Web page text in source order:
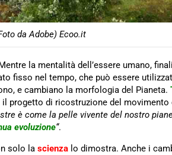
da Adobe) Ecoo.it
la mentalità dell’essere umano,
fisso nel tempo, che può essere
e cambiano la morfologia del Pianeta.
il progetto di ricostruzione del
è come la pelle vivente del nostro
evoluzione“.
solo la scienza lo dimostra. Anche i